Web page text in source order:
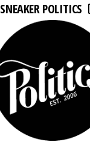
SNEAKER POLITICS